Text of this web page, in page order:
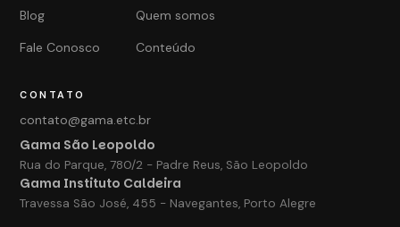
Blog
Quem somos
Fale Conosco
Conteúdo
CONTATO
contato@gama.etc.br
Gama São Leopoldo
Rua do Parque, 780/2 - Padre Reus, São Leopoldo
Gama Instituto Caldeira
Travessa São José, 455 - Navegantes, Porto Alegre